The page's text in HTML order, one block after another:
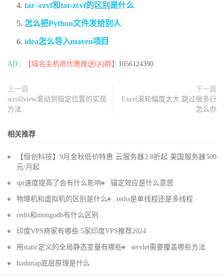
tar -czvf和tar-zcvf的区别是什么
怎么把Python文件发给别人
idea怎么导入maven项目
AD： 【域名主机商优惠推送QQ群】 1056124390
上一篇
scrollview滚动到指定位置的实现
方法
下一篇
Excel滚轮幅度太大 跳过很多行
怎么办
相关推荐
【恒创科技】9月金秋低价特惠 云服务器2.8折起 美国服务器500
元/月起
spi速度提高了会有什么影响 锚定效应是什么意思
物理机和虚拟机的区别是什么 redis是单线程还是多线程
redis和mongodb有什么区别
印度VPS商家有哪些 5家印度VPS推荐2024
用static定义的全局静态变量有哪些 servlet需要覆盖哪些方法
hashmap底层原理是什么